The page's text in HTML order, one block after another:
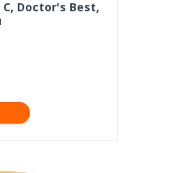
C, Doctor's Best,